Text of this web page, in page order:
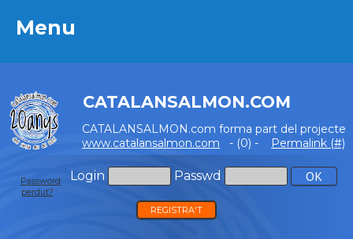
Menu
CATALANSALMON.COM
CATALANSALMON.com forma part del projecte
www.catalansalmon.com - (0) - Permalink (#)
Login Passwd
Password
perdut?
REGISTRA'T
Menu